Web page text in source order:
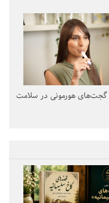
گجت‌های هورمونی در سلامت